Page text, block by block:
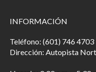
INFORMACIÓN
Teléfono: (601) 746 4703
Dirección: Autopista